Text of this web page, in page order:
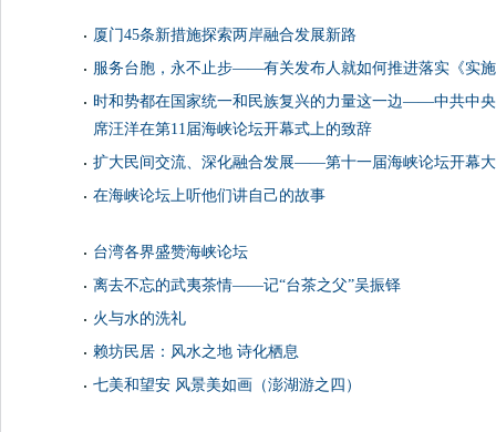
厦门45条新措施探索两岸融合发展新路
服务台胞，永不止步——有关发布人就如何推进落实《实
时和势都在国家统一和民族复兴的力量这一边——中共中
席汪洋在第11届海峡论坛开幕式上的致辞
扩大民间交流、深化融合发展——第十一届海峡论坛开幕
在海峡论坛上听他们讲自己的故事
台湾各界盛赞海峡论坛
离去不忘的武夷茶情——记“台茶之父”吴振铎
火与水的洗礼
赖坊民居：风水之地 诗化栖息
七美和望安 风景美如画（澎湖游之四）